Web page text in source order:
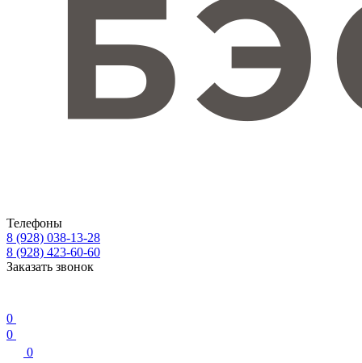
Телефоны
8 (928) 038-13-28
8 (928) 423-60-60
Заказать звонок
0
0
0